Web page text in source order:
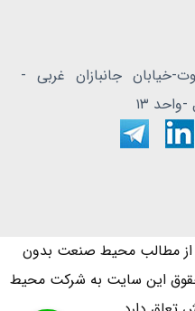
خیابان جانبازان غربی -
از مطالب محیط صنعت بدون
این سایت به شرکت محیط